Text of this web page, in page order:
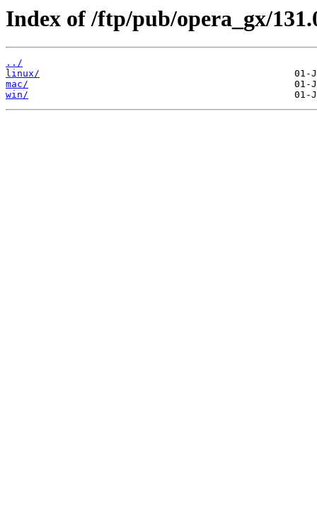
Index of /ftp/pub/opera_gx/
../
linux/
mac/
win/